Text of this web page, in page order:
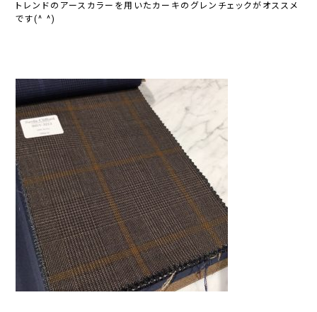
トレンドのアースカラーを用いたカーキのグレンチェックがオススメ
です(^ ^)